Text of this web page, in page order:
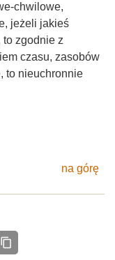
chwilowe,
jeżeli jakieś
zgodnie z
czasu, zasobów
to nieuchronnie
na górę